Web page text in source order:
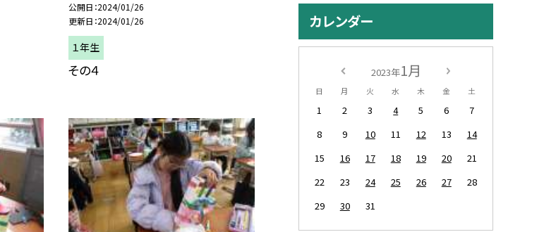
公開日 2024/01/26
更新日 2024/01/26
１年生
その４
カレンダー
2023年1月
日 月 火 水 木 金 土
1 2 3 4 5 6
7
8
9 10 11 12 13
14
15
16 17 18 19 20
21
22
23 24 25 26 27
28
29
30 31